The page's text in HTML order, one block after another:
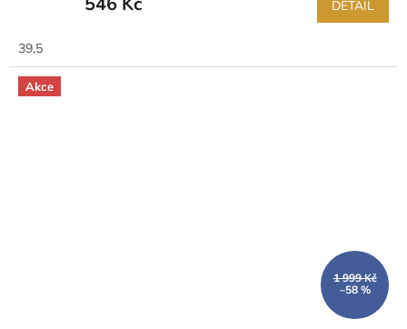
DETAIL
39,5
Akce
1 999 Kč
–58 %